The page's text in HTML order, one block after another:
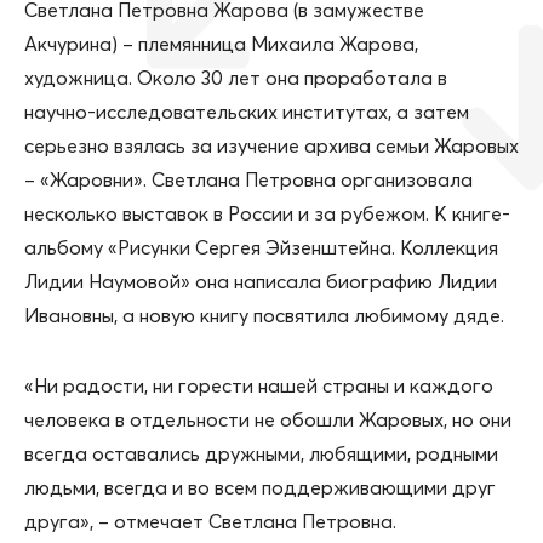
Светлана Петровна Жарова (в замужестве
Акчурина) – племянница Михаила Жарова,
художница. Около 30 лет она проработала в
научно-исследовательских институтах, а затем
серьезно взялась за изучение архива семьи Жаровых
– «Жаровни». Светлана Петровна организовала
несколько выставок в России и за рубежом. К книге-
альбому «Рисунки Сергея Эйзенштейна. Коллекция
Лидии Наумовой» она написала биографию Лидии
Ивановны, а новую книгу посвятила любимому дяде.
«Ни радости, ни горести нашей страны и каждого
человека в отдельности не обошли Жаровых, но они
всегда оставались дружными, любящими, родными
людьми, всегда и во всем поддерживающими друг
друга», – отмечает Светлана Петровна.